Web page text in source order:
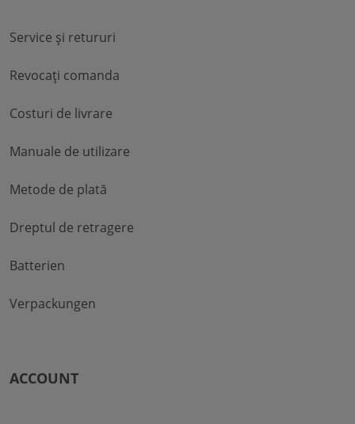
Service și retururi
Revocați comanda
Costuri de livrare
Manuale de utilizare
Metode de plată
Dreptul de retragere
Batterien
Verpackungen
ACCOUNT